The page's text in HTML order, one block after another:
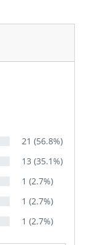
21 (56.8%)
13 (35.1%)
1 (2.7%)
1 (2.7%)
1 (2.7%)